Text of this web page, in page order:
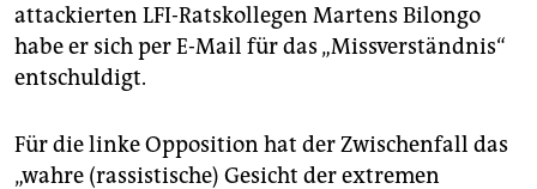
attackierten LFI-Ratskollegen Martens Bilongo
habe er sich per E-Mail für das „Missverständnis“
entschuldigt.
Für die linke Opposition hat der Zwischenfall das
„wahre (rassistische) Gesicht der extremen